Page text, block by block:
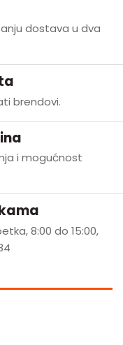
dostava u dva
brendovi.
i mogućnost
8:00 do 15:00,